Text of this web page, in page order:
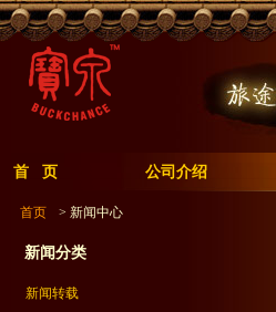
首 页 公司介绍
首页 > 新闻中心
新闻分类
新闻转载